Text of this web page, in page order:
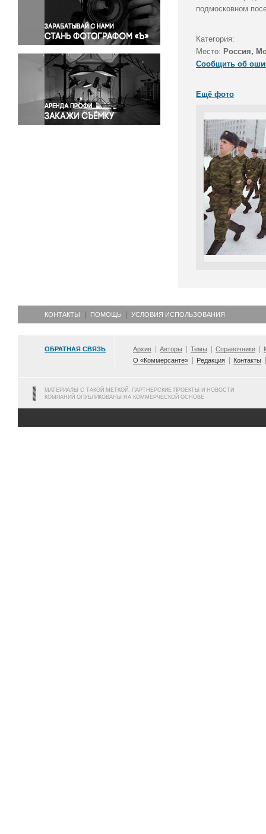
Правосудие
Происшествия и конфликты
Религия
Светская жизнь
Спорт
Экология
Экономика и бизнес
подмосковном
Категория:
Место: Россия,
Сообщить об
Ещё фото
КОНТАКТЫ ПОМОЩЬ УСЛОВИЯ ИСПОЛЬЗОВАНИЯ
ОБРАТНАЯ СВЯЗЬ Архив Авторы Темы Справочники
О «Коммерсанте»
Редакция Контакты
МАТЕРИАЛЫ С ТАКОЙ МЕТКОЙ, ПАРТНЕРСКИЕ ПРОЕКТЫ И НОВОСТИ
КОМПАНИЙ ОПУБЛИКОВАНЫ НА КОММЕРЧЕСКОЙ ОСНОВЕ